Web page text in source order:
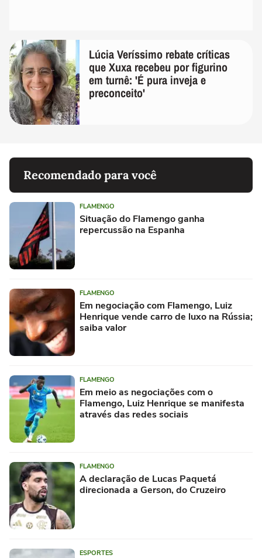
Lúcia Veríssimo rebate críticas
que Xuxa recebeu por figurino
em turnê: 'É pura inveja e
preconceito'
Recomendado para você
FLAMENGO
Situação do Flamengo ganha
repercussão na Espanha
FLAMENGO
Em negociação com Flamengo, Luiz
Henrique vende carro de luxo na Rússia;
saiba valor
FLAMENGO
Em meio as negociações com o
Flamengo, Luiz Henrique se manifesta
através das redes sociais
FLAMENGO
A declaração de Lucas Paquetá
direcionada a Gerson, do Cruzeiro
ESPORTES